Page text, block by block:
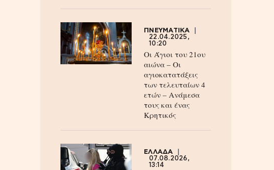
ΠΝΕΥΜΑΤΙΚΑ
22.04.2025,
10:20
Οι Άγιοι του 21ου
αιώνα – Οι
αγιοκατατάξεις
των τελευταίων 4
ετών – Ανάμεσα
τους και ένας
Κρητικός
ΕΛΛΑΔΑ
07.08.2026,
13:14